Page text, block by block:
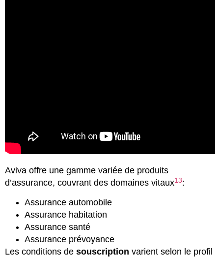
Aviva offre une gamme variée de produits
d’assurance, couvrant des domaines vitaux13:
Assurance automobile
Assurance habitation
Assurance santé
Assurance prévoyance
Les conditions de souscription varient selon le profil